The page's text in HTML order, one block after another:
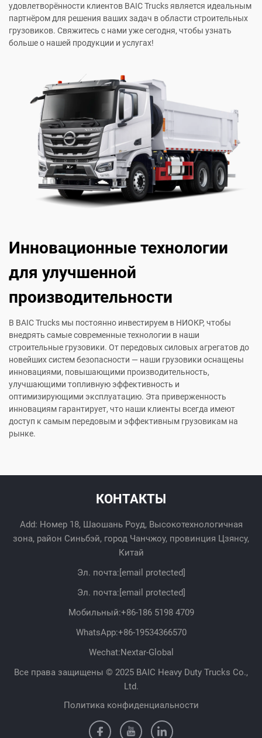
удовлетворённости клиентов BAIC Trucks является идеальным
партнёром для решения ваших задач в области строительных
грузовиков. Свяжитесь с нами уже сегодня, чтобы узнать
больше о нашей продукции и услугах!
Инновационные технологии
для улучшенной
производительности
В BAIC Trucks мы постоянно инвестируем в НИОКР, чтобы
внедрять самые современные технологии в наши
строительные грузовики. От передовых силовых агрегатов до
новейших систем безопасности — наши грузовики оснащены
инновациями, повышающими производительность,
улучшающими топливную эффективность и
оптимизирующими эксплуатацию. Эта приверженность
инновациям гарантирует, что наши клиенты всегда имеют
доступ к самым передовым и эффективным грузовикам на
рынке.
КОНТАКТЫ
Add: Номер 18, Шаошань Роуд, Высокотехнологичная
зона, район Синьбэй, город Чанчжоу, провинция Цзянсу,
Китай
Эл. почта: [email protected]
Эл. почта: [email protected]
Мобильный:+86-186 5198 4709
WhatsApp:+86-19534366570
Wechat:Nextar-Global
Все права защищены © 2025 BAIC Heavy Duty Trucks Co.,
Ltd.
Политика конфиденциальности